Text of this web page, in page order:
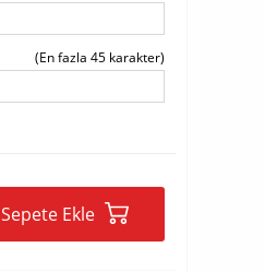
(En fazla 45 karakter)
Sepete Ekle